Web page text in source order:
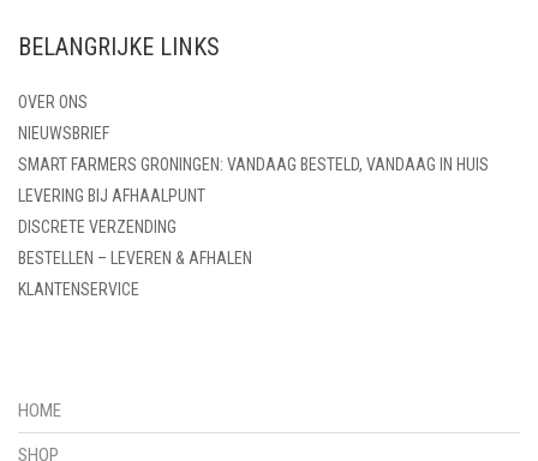
BELANGRIJKE LINKS
OVER ONS
NIEUWSBRIEF
SMART FARMERS GRONINGEN: VANDAAG BESTELD, VANDAAG IN HUIS
LEVERING BIJ AFHAALPUNT
DISCRETE VERZENDING
BESTELLEN – LEVEREN & AFHALEN
KLANTENSERVICE
HOME
SHOP